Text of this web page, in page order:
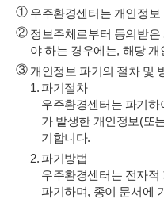
① 우주환경센터는 개인정
② 정보주체로부터 동의받
야 하는 경우에는, 해당
③ 개인정보 파기의 절차 및
1. 파기절차
우주환경센터는 파기
가 발생한 개인정보(또
기합니다.
2. 파기방법
우주환경센터는 전자적
파기하며, 종이 문서에